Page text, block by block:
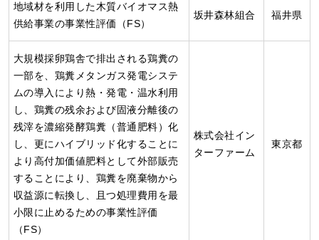
地域材を利用した木質バイオマス熱
供給事業の事業性評価（FS）
坂井森林組合 福井県
大規模採卵鶏舎で排出される鶏糞の
一部を、鶏糞メタンガス発電システ
ムの導入により熱・発電・温水利用
し、鶏糞の残余および固液分離後の
残滓を濃縮発酵鶏糞（普通肥料）化
し、更にハイブリッド化することに
より高付加価値肥料として外部販売
することにより、鶏糞を廃棄物から
収益源に転換し、且つ処理費用を最
小限に止めるための事業性評価
（FS）
株式会社イン
ターファーム
東京都